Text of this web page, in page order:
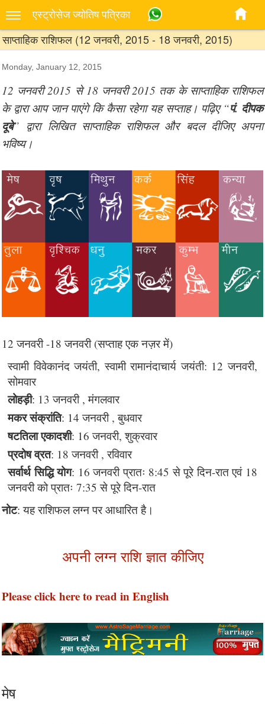
एस्‍ट्रोसेज ज्‍योतिष पत्रिका
साप्ताहिक राशिफल (12 जनवरी, 2015 - 18 जनवरी, 2015)
Monday, January 12, 2015
12 जनवरी 2015 से 18 जनवरी 2015 तक के साप्ताहिक राशिफल
के द्वारा आप जान पाएंगे कि कैसा रहेगा यह सप्ताह। पढ़िए “पं. दीपक
दूबे” द्वारा लिखित साप्ताहिक राशिफल और बदल दीजिए अपना
भविष्य।
12 जनवरी -18 जनवरी (सप्ताह एक नज़र में)
स्वामी विवेकानंद जयंती, स्वामी रामानंदाचार्य जयंती: 12 जनवरी,
सोमवार
लोहड़ी: 13 जनवरी , मंगलवार
मकर संक्रांति: 14 जनवरी , बुधवार
षटतिला एकादशी: 16 जनवरी, शुक्रवार
प्रदोष व्रत: 18 जनवरी , रविवार
सर्वार्थ सिद्धि योग: 16 जनवरी प्रातः 8:45 से पूरे दिन-रात एवं 18
जनवरी को प्रातः 7:35 से पूरे दिन-रात
नोट: यह राशिफल लग्न पर आधारित है।
अपनी लग्न राशि ज्ञात कीजिए
Please click here to read in English
मेष